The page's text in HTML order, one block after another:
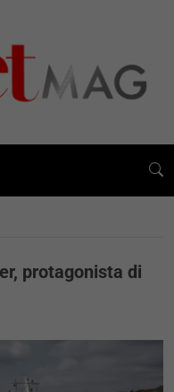
protagonista di